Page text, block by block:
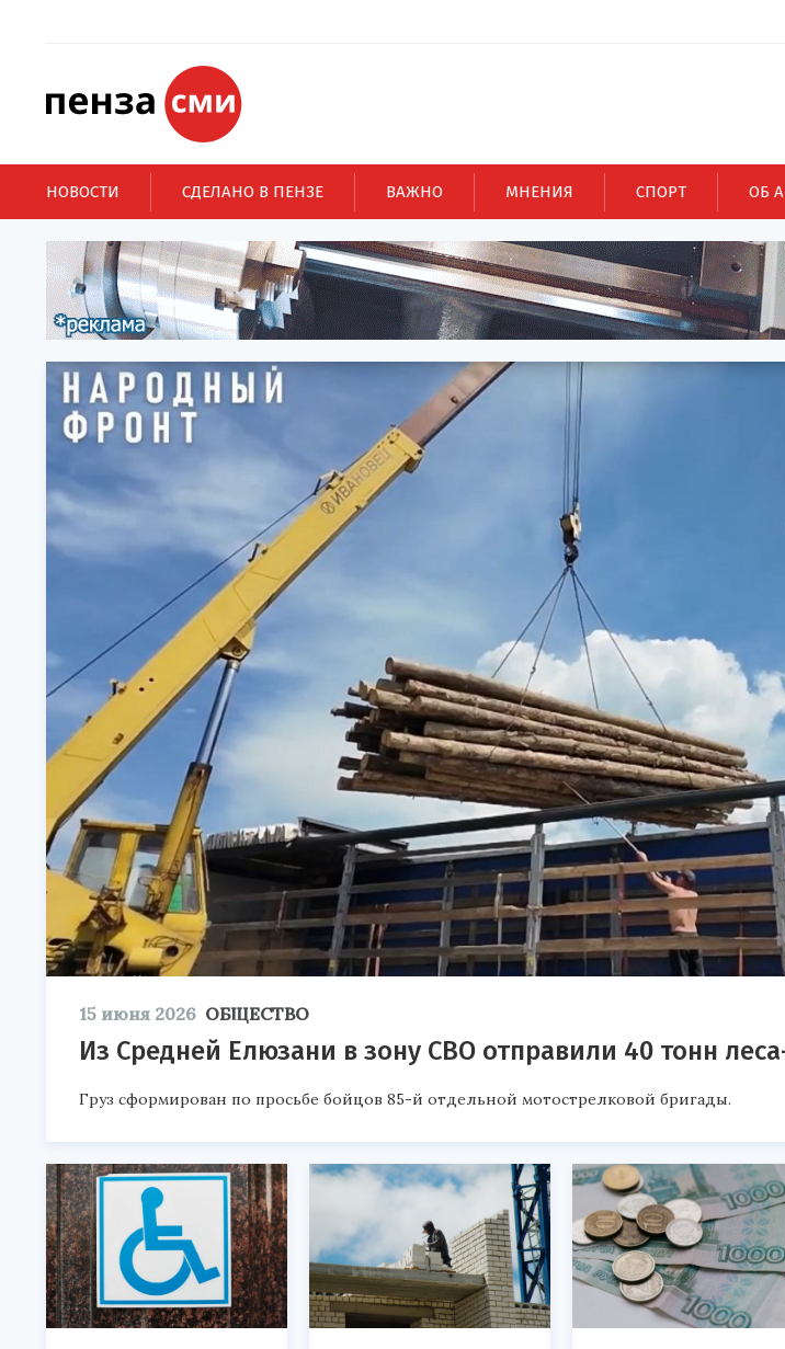
НОВОСТИ СДЕЛАНО В ПЕНЗЕ ВАЖНО МНЕНИЯ СПОРТ ОБ
15 июня 2026 ОБЩЕСТВО
Из Средней Елюзани в зону СВО отправили 40 тонн
Груз сформирован по просьбе бойцов 85-й отдельной мотострелковой бригады.